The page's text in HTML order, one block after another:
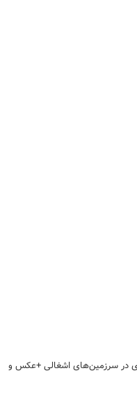
ایران/ بانک اهداف از ۳۱ نقطه مهم اقتصادی در سرزمین‌های اشغالی +عکس و